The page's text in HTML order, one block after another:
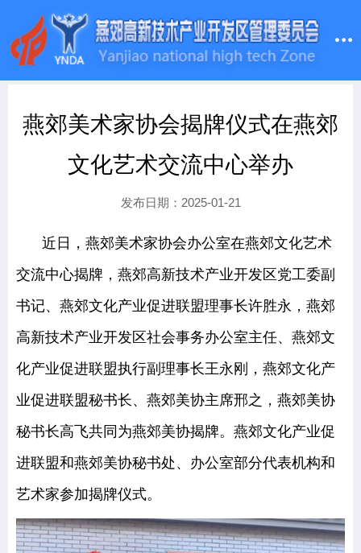
燕郊美术家协会揭牌仪式在燕郊
文化艺术交流中心举办
发布日期：2025-01-21
近日，燕郊美术家协会办公室在燕郊文化艺术
交流中心揭牌，燕郊高新技术产业开发区党工委副
书记、燕郊文化产业促进联盟理事长许胜永，燕郊
高新技术产业开发区社会事务办公室主任、燕郊文
化产业促进联盟执行副理事长王永刚，燕郊文化产
业促进联盟秘书长、燕郊美协主席邢之，燕郊美协
秘书长高飞共同为燕郊美协揭牌。燕郊文化产业促
进联盟和燕郊美协秘书处、办公室部分代表机构和
艺术家参加揭牌仪式。